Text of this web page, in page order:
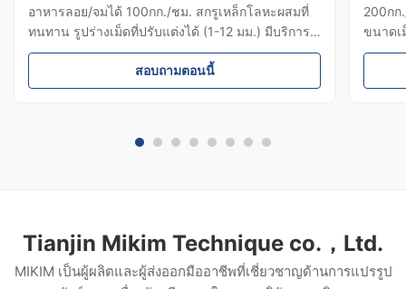
อาหารลอย/จมได้ 100กก./ชม. สกรูเหล็กโลหะผสมที่
ทนทาน รูปร่างเม็ดที่ปรับแต่งได้ (1-12 มม.) มีบริการ
สูตรและทดสอบการใช้งานฟรี
สอบถามตอนนี้
200กก
ขนาดเ
(พนักง
Tianjin Mikim Technique co.，Ltd.
MIKIM เป็นผู้ผลิตและผู้ส่งออกมืออาชีพที่เชี่ยวชาญด้านการแปรรูป